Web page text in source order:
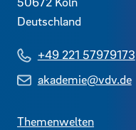
Deutschland
+49 221 57979173
akademie@vdv.de
Themenwelten